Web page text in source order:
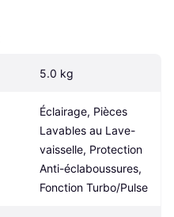
5.0 kg
Éclairage, Pièces
Lavables au Lave-
vaisselle, Protection
Anti-éclaboussures,
Fonction Turbo/Pulse